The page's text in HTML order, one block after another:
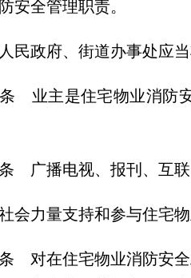
安全管理职责。
民政府、街道办事处应
业主是住宅物业消防
广播电视、报刊、互联
会力量支持和参与住宅物
对在住宅物业消防安